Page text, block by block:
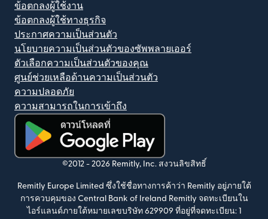
ข้อตกลงผู้ใช้งาน
ข้อตกลงผู้ใช้ทางธุรกิจ
ประกาศความเป็นส่วนตัว
นโยบายความเป็นส่วนตัวของซัพพลายเออร์
ตัวเลือกความเป็นส่วนตัวของคุณ
ศูนย์ช่วยเหลือด้านความเป็นส่วนตัว
ความปลอดภัย
ความสามารถในการเข้าถึง
(เปิดในหน้าต่างใหม่)
©2012 - 2026 Remitly, Inc. สงวนลิขสิทธิ์
Remitly Europe Limited ซึ่งใช้ชื่อทางการค้าว่า Remitly อยู่ภายใต้
การควบคุมของ Central Bank of Ireland Remitly จดทะเบียนใน
ไอร์แลนด์ภายใต้หมายเลขบริษัท 629909 ที่อยู่ที่จดทะเบียน: 1